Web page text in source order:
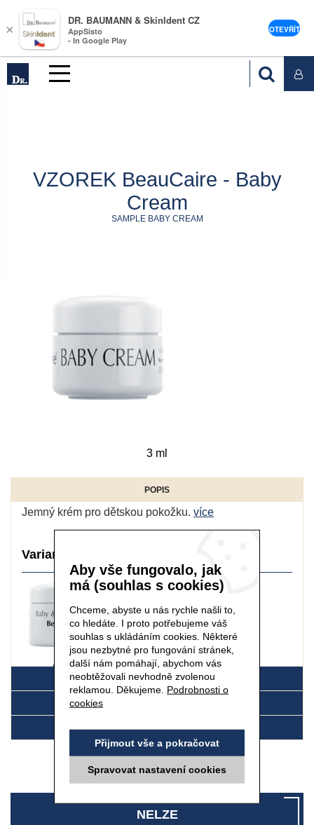
VZOREK BeauCaire - Baby
Cream
SAMPLE BABY CREAM
3 ml
POPIS
Jemný krém pro dětskou pokožku. více
Varianty balení:
50 ml
DETAIL
POUŽITÍ
NELZE
Aby vše fungovalo, jak
má (souhlas s cookies)
Chceme, abyste u nás rychle našli to,
co hledáte. I proto potřebujeme váš
souhlas s ukládáním cookies. Některé
jsou nezbytné pro fungování stránek,
další nám pomáhají, abychom vás
neobtěžovali nevhodně zvolenou
reklamou. Děkujeme. Podrobnosti o
cookies
Spravovat nastavení cookies
Přijmout vše a pokračovat
×
DR. BAUMANN & SkinIdent CZ
AppSisto
- In Google Play
OTEVŘÍT